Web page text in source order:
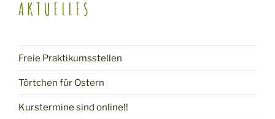
AKTUELLES
Freie Praktikumsstellen
Törtchen für Ostern
Kurstermine sind online!!